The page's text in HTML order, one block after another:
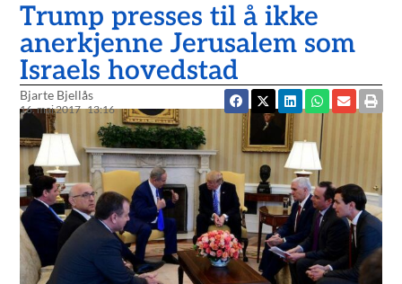
Trump presses til å ikke
anerkjenne Jerusalem som
Israels hovedstad
Bjarte Bjellås
16. mai 2017 13:16